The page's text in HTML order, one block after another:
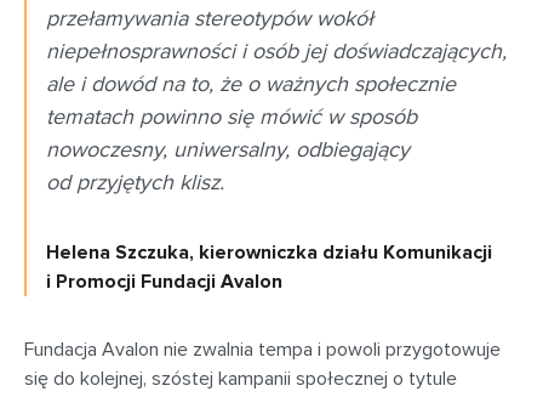
przełamywania stereotypów wokół
niepełnosprawności i osób jej doświadczających,
ale i dowód na to, że o ważnych społecznie
tematach powinno się mówić w sposób
nowoczesny, uniwersalny, odbiegający
od przyjętych klisz.
Helena Szczuka, kierowniczka działu Komunikacji
i Promocji Fundacji Avalon
Fundacja Avalon nie zwalnia tempa i powoli przygotowuje
się do kolejnej, szóstej kampanii społecznej o tytule